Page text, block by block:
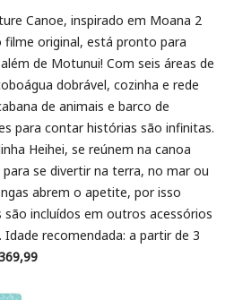
Canoe, inspirado em Moana 2
filme original, está pronto para
de Motunui! Com seis áreas de
dobrável, cozinha e rede
de animais e barco de
para contar histórias são infinitas.
Heihei, se reúnem na canoa
se divertir na terra, no mar ou
abrem o apetite, por isso
são incluídos em outros acessórios
recomendada: a partir de 3